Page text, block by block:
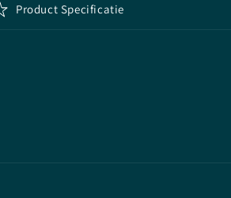
Product Specificatie